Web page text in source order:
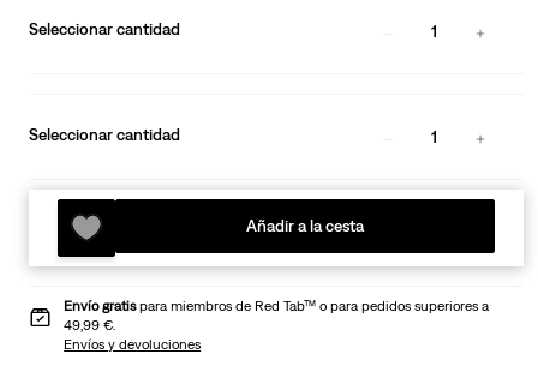
Seleccionar cantidad 1
Seleccionar cantidad 1
Añadir a la cesta
Envío gratispara miembros de Red Tab™ o para pedidos superiores a
49,99 €.
Envíos y devoluciones